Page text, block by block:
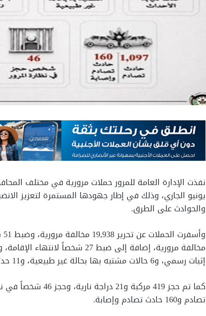
يونيو الجاري، وذلك في إطار جهودها المستمرة لتعزيز
والحوادث على الطرق.
إثبات رسمي، و6 حالات مشتبه بها بحالة غير طبيعية، و11 حدثاً لنيابة الأحداث.
تصادم و160 حادث تصادم وإصابة.